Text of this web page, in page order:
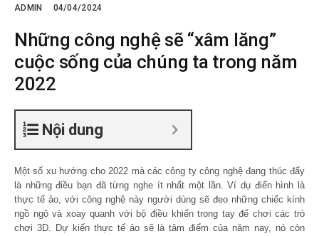
ADMIN 04/04/2024
Những công nghệ sẽ “xâm lăng”
cuộc sống của chúng ta trong năm
2022
Nội dung
Một số xu hướng cho 2022 mà các công ty công nghệ đang thúc đẩy
là những điều bạn đã từng nghe ít nhất một lần. Ví dụ điển hình là
thực tế ảo, với công nghệ này người dùng sẽ đeo những chiếc kính
ngồ ngộ và xoay quanh với bộ điều khiển trong tay để chơi các trò
chơi 3D. Dự kiến thực tế ảo sẽ là tâm điểm của năm nay, nó còn